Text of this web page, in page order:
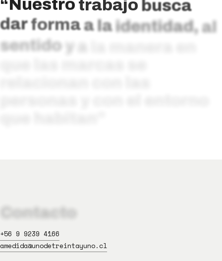
“Nuestro trabajo busca
darformaa la identidad,al
sentido y a
Contacto
+56 9 9239 4166
amedida@unodetreintayuno.cl